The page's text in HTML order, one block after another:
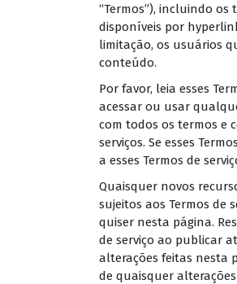
“Termos”), incluindo
disponíveis por
limitação, os usuários
conteúdo.
Por favor, leia esses
acessar ou usar
com todos os termos e
serviços. Se esses
a esses Termos de
Quaisquer novos
sujeitos aos Termos de
quiser nesta página.
de serviço ao publicar
alterações feitas nesta
de quaisquer